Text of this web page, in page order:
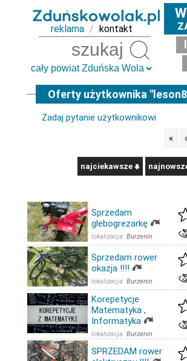
reklama / kontakt
Oferty użytkownika
Zadaj pytanie użytkownikowi
«
‹
najciekawsze
Sprzedam
glebogrezarkę
lokalizacja: Burzenin
Sprzedam rower
okazja !!!!
lokalizacja: Burzenin
Korepetycje
Matematyka ,
Informatyka
lokalizacja: Burzenin
SPRZEDAM rower